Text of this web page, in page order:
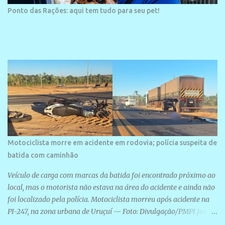
Ponto das Rações: aqui tem tudo para seu pet!
Motociclista morre em acidente em rodovia; polícia suspeita de
batida com caminhão
Veículo de carga com marcas da batida foi encontrado próximo ao
local, mas o motorista não estava na área do acidente e ainda não
foi localizado pela polícia. Motociclista morreu após acidente na
PI-247, na zona urbana de Uruçuí — Foto: Divulgação/PMPI João